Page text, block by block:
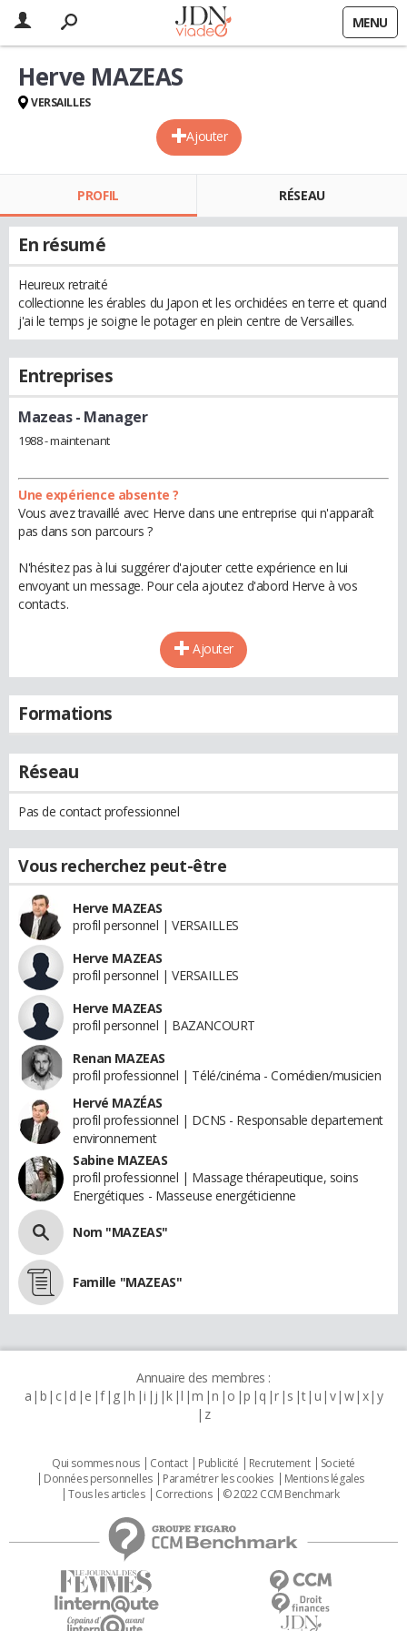
MENU
Ajouter
Herve MAZEAS
VERSAILLES
PROFIL RÉSEAU
En résumé
Heureux retraité
collectionne les érables du Japon et les orchidées en terre et quand
j'ai le temps je soigne le potager en plein centre de Versailles.
Entreprises
Mazeas- Manager
1988 - maintenant
Une expérience absente ?
Vous avez travaillé avec Herve dans une entreprise qui n'apparaît
pas dans son parcours ?
N'hésitez pas à lui suggérer d'ajouter cette expérience en lui
envoyant un message. Pour cela ajoutez d'abord Herve à vos
contacts.
Ajouter
Formations
Réseau
Pas de contact professionnel
Vous recherchez peut-être
Herve MAZEAS
profil personnel | VERSAILLES
Herve MAZEAS
profil personnel | VERSAILLES
Herve MAZEAS
profil personnel | BAZANCOURT
Renan MAZEAS
profil professionnel | Télé/cinéma - Comédien/musicien
Hervé MAZÉAS
profil professionnel | DCNS - Responsable departement
environnement
Sabine MAZEAS
profil professionnel | Massage thérapeutique, soins
Energétiques - Masseuse energéticienne
Nom "MAZEAS"
Famille "MAZEAS"
Annuaire des membres :
a b c d e f g h i j k l m n o p q r s t u v w x y
z
Qui sommes nous Contact Publicité Recrutement
Societé
Données personnelles
Paramétrer les cookies
Mentions légales
Tous les articles
Corrections © 2022 CCM Benchmark